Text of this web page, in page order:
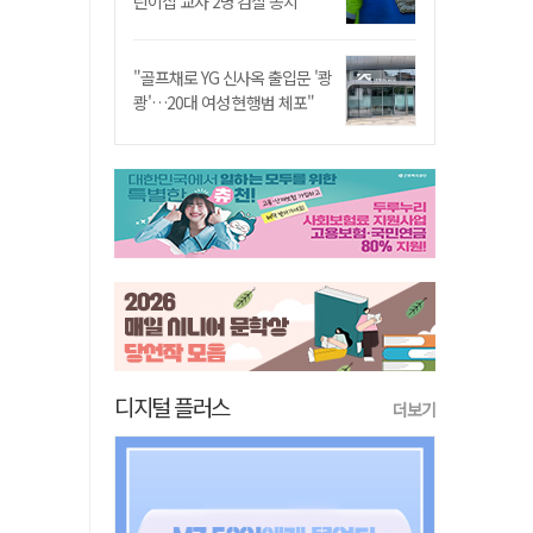
"골프채로 YG 신사옥 출입문 '쾅
쾅'…20대 여성 현행범 체포"
디지털 플러스 더보기